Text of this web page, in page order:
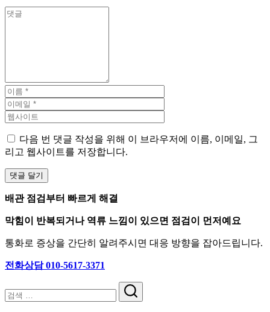
다음 번 댓글 작성을 위해 이 브라우저에 이름, 이메일, 그
리고 웹사이트를 저장합니다.
배관 점검부터 빠르게 해결
막힘이 반복되거나 역류 느낌이 있으면 점검이 먼저예요
통화로 증상을 간단히 알려주시면 대응 방향을 잡아드립니다.
전화상담 010-5617-3371
검